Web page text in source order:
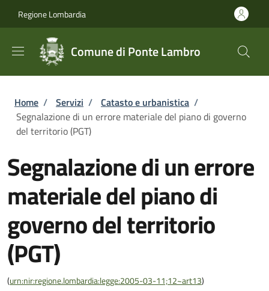
Regione Lombardia
Comune di Ponte Lambro
Briciole di pane
Home / Servizi / Catasto e urbanistica /
Segnalazione di un errore materiale del piano di governo
del territorio (PGT)
Segnalazione di un errore
materiale del piano di
governo del territorio
(PGT)
(urn:nir:regione.lombardia:legge:2005-03-11;12~art13)